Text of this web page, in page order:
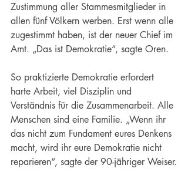
Zustimmung aller Stammesmitglieder in
allen fünf Völkern werben. Erst wenn alle
zugestimmt haben, ist der neuer Chief im
Amt. „Das ist Demokratie“, sagte Oren.
So praktizierte Demokratie erfordert
harte Arbeit, viel Disziplin und
Verständnis für die Zusammenarbeit. Alle
Menschen sind eine Familie. „Wenn ihr
das nicht zum Fundament eures Denkens
macht, wird ihr eure Demokratie nicht
reparieren“, sagte der 90-jähriger Weiser.